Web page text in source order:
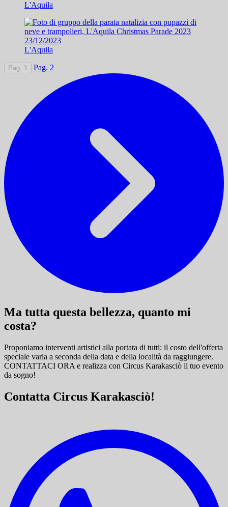
L'Aquila
23/12/2023
L'Aquila
Pag. 1 Pag. 2
Ma tutta questa bellezza, quanto mi
costa?
Proponiamo interventi artistici alla portata di tutti: il costo dell'offerta
speciale varia a seconda della data e della località da raggiungere.
CONTATTACI ORA e realizza con Circus Karakasciò il tuo evento
da sogno!
Contatta Circus Karakasciò!